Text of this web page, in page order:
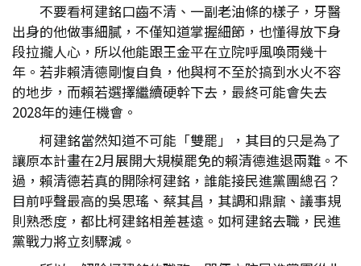
不要看柯建銘口齒不清、一副老油條的樣子，牙醫
出身的他做事細膩，不僅知道掌握細節，也懂得放下身
段拉攏人心，所以他能跟王金平在立院呼風喚雨幾十
年。若非賴清德剛愎自負，他與柯不至於搞到水火不容
的地步，而賴若選擇繼續硬幹下去，最終可能會失去
2028年的連任機會。
柯建銘當然知道不可能「雙罷」，其目的只是為了
讓原本計畫在2月展開大規模罷免的賴清德進退兩難。不
過，賴清德若真的開除柯建銘，誰能接民進黨團總召？
目前呼聲最高的吳思瑤、蔡其昌，其調和鼎鼐、議事規
則熟悉度，都比柯建銘相差甚遠。如柯建銘去職，民進
黨戰力將立刻驟減。